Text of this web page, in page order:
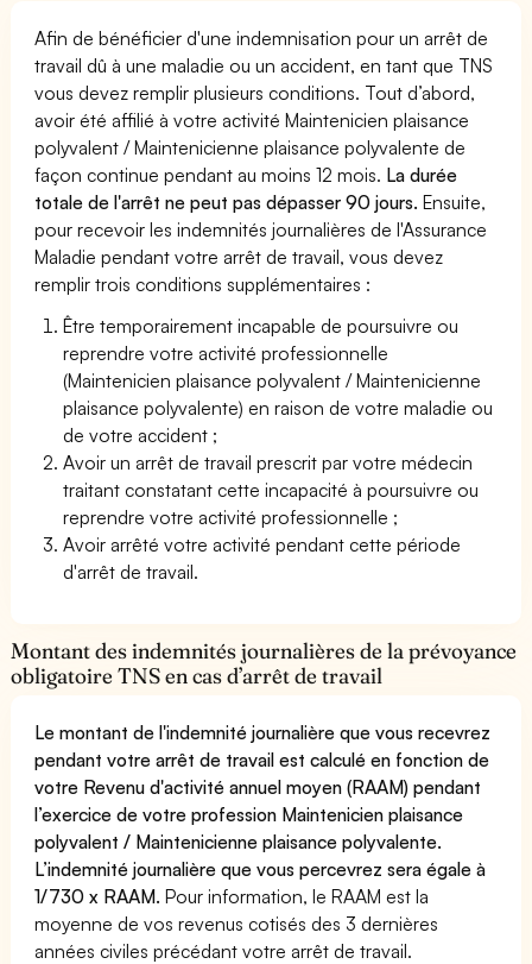
Afin de bénéficier d'une indemnisation pour un arrêt de
travail dû à une maladie ou un accident, en tant que TNS
vous devez remplir plusieurs conditions. Tout d’abord,
avoir été affilié à votre activité Maintenicien plaisance
polyvalent / Maintenicienne plaisance polyvalente de
façon continue pendant au moins 12 mois. La durée
totale de l'arrêt ne peut pas dépasser 90 jours. Ensuite,
pour recevoir les indemnités journalières de l'Assurance
Maladie pendant votre arrêt de travail, vous devez
remplir trois conditions supplémentaires :
Être temporairement incapable de poursuivre ou
reprendre votre activité professionnelle
(Maintenicien plaisance polyvalent / Maintenicienne
plaisance polyvalente) en raison de votre maladie ou
de votre accident ;
Avoir un arrêt de travail prescrit par votre médecin
traitant constatant cette incapacité à poursuivre ou
reprendre votre activité professionnelle ;
Avoir arrêté votre activité pendant cette période
d'arrêt de travail.
Montant des indemnités journalières de la prévoyance
obligatoire TNS en cas d’arrêt de travail
Le montant de l'indemnité journalière que vous recevrez
pendant votre arrêt de travail est calculé en fonction de
votre Revenu d'activité annuel moyen (RAAM) pendant
l’exercice de votre profession Maintenicien plaisance
polyvalent / Maintenicienne plaisance polyvalente.
L’indemnité journalière que vous percevrez sera égale à
1/730 x RAAM. Pour information, le RAAM est la
moyenne de vos revenus cotisés des 3 dernières
années civiles précédant votre arrêt de travail.